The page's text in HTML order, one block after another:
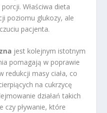
Właściwa dieta
poziomu glukozy, ale
pacjenta.
jest kolejnym istotnym
pomagają w poprawie
redukcji masy ciała, co
na cukrzycę
działań takich
czy pływanie, które